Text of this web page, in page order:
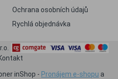
Ochrana osobních údajů
Rychlá objednávka
inShop - Pronájem e-shopu a